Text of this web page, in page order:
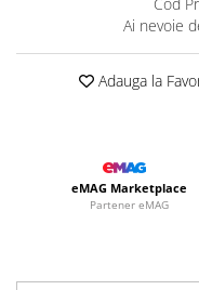
Ai nevoie
Adauga la
eMAG Marketplace
Partener eMAG